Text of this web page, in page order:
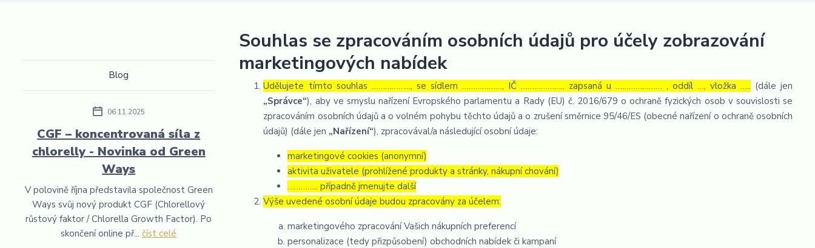
Blog
06.11.2025
CGF – koncentrovaná síla z
chlorelly - Novinka od Green
Ways
V polovině října představila společnost Green
Ways svůj nový produkt CGF (Chlorellový
růstový faktor / Chlorella Growth Factor). Po
skončení online př...číst celé
Souhlas se zpracováním osobních údajů pro účely zobrazování
marketingových nabídek
Udělujete tímto souhlas ……………..., se sídlem ………………, IČ ………………., zapsaná u ………………… , oddíl …, vložka ….. (dále jen
„Správce“), aby ve smyslu nařízení Evropského parlamentu a Rady (EU) č. 2016/679 o ochraně fyzických osob v souvislosti se
zpracováním osobních údajů a o volném pohybu těchto údajů a o zrušení směrnice 95/46/ES (obecné nařízení o ochraně osobních
údajů) (dále jen „Nařízení“), zpracovával/a následující osobní údaje:
marketingové cookies (anonymní)
aktivita uživatele (prohlížené produkty a stránky, nákupní chování)
………….. případně jmenujte další
Výše uvedené osobní údaje budou zpracovány za účelem:
marketingového zpracování Vašich nákupních preferencí
personalizace (tedy přizpůsobení) obchodních nabídek či kampaní